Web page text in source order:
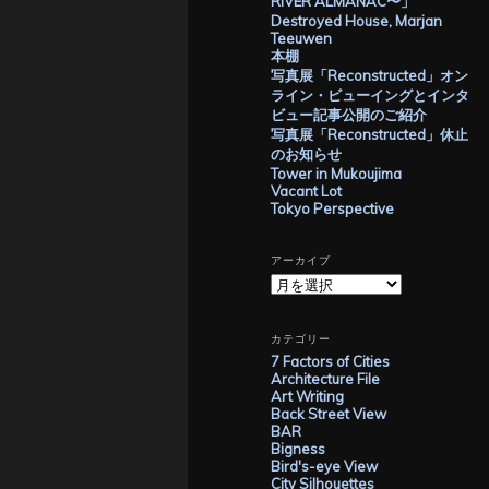
Destroyed House, Marjan
Teeuwen
本棚
写真展「Reconstructed」オン
ライン・ビューイングとインタ
ビュー記事公開のご紹介
写真展「Reconstructed」休止
のお知らせ
Tower in Mukoujima
Vacant Lot
Tokyo Perspective
アーカイブ
ア
ー
イ
ブ
カテゴリー
7 Factors of Cities
Architecture File
Art Writing
Back Street View
BAR
Bigness
Bird's-eye View
City Silhouettes